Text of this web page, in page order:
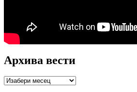
Архива вести
Архива